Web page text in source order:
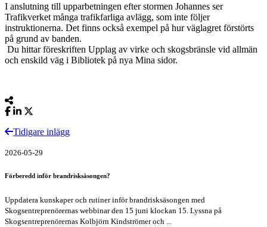
I anslutning till upparbetningen efter stormen Johannes ser
Trafikverket många trafikfarliga avlägg, som inte följer
instruktionerna. Det finns också exempel på hur väglagret förstörts
på grund av banden.
Du hittar föreskriften Upplag av virke och skogsbränsle vid allmän
och enskild väg i Bibliotek på nya Mina sidor.
Tidigare inlägg
2026-05-29
Förberedd inför brandrisksäsongen?
Uppdatera kunskaper och rutiner inför brandrisksäsongen med
Skogsentreprenörernas webbinar den 15 juni klockan 15. Lyssna på
Skogsentreprenörernas Kolbjörn Kindströmer och ...